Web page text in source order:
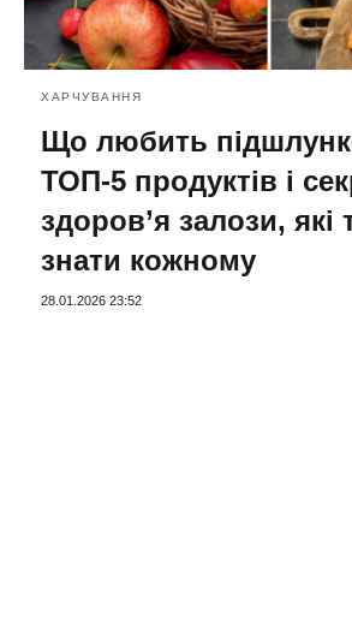
ХАРЧУВАННЯ
Що любить
ТОП-5 продуктів і
здоров’я залози, які
знати кожному
28.01.2026 23:52